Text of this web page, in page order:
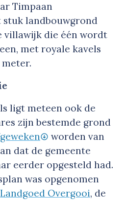
Timpaan
landbouwgrond
villawijk die één wordt
met royale kavels
meter.
ligt meteen ook de
zijn bestemde grond
worden van
dat de gemeente
eerder opgesteld had.
was opgenomen
Landgoed Overgooi, de